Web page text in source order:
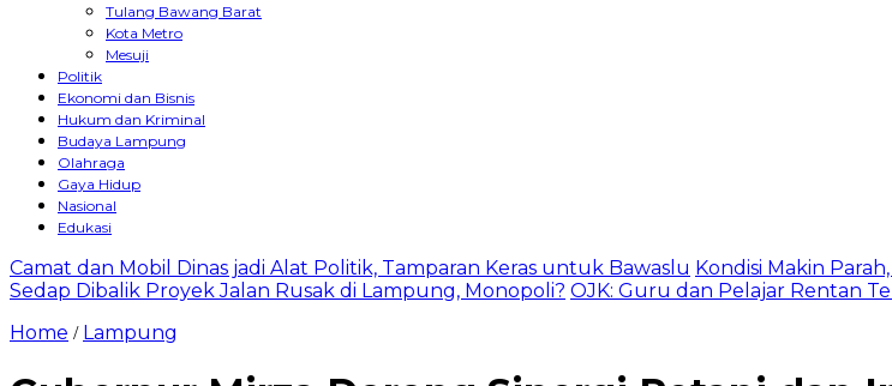
Tulang Bawang Barat
Kota Metro
Mesuji
Politik
Ekonomi dan Bisnis
Hukum dan Kriminal
Budaya Lampung
Olahraga
Gaya Hidup
Nasional
Edukasi
Camat dan Mobil Dinas jadi Alat Politik, Tamparan Keras untuk Bawaslu Kondisi Makin
Sedap Dibalik Proyek Jalan Rusak di Lampung, Monopoli? OJK: Guru dan Pelajar Rentan
Home / Lampung